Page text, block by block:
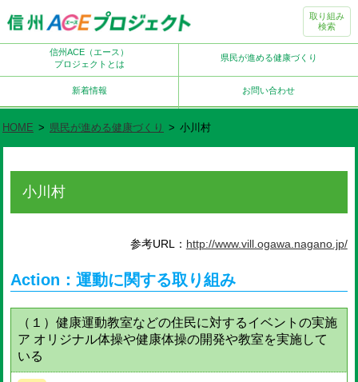
取り組み
検索
信州ACE（エース）
プロジェクトとは
県民が進める健康づくり
新着情報 お問い合わせ
HOME > 県民が進める健康づくり > 小川村
小川村
参考URL： http://www.vill.ogawa.nagano.jp/
Action：運動に関する取り組み
（１）健康運動教室などの住民に対するイベントの実施
ア オリジナル体操や健康体操の開発や教室を実施して
いる